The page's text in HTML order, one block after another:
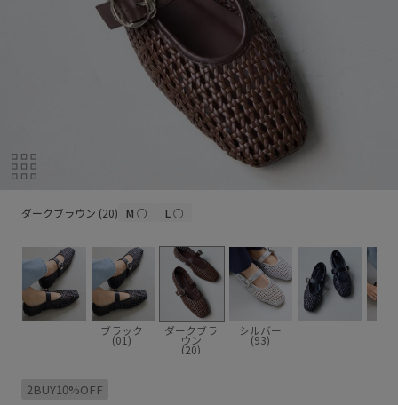
ダークブラウン (20) M○ L ○
ブラック
(01)
ダークブラ
ウン
(20)
シルバー
(93)
2BUY10%OFF